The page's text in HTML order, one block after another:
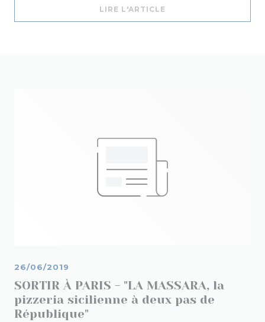
LIRE L'ARTICLE
SORTIR À PARIS - "LA MASSARA, la
pizzeria sicilienne à deux pas de
République"
26/06/2019